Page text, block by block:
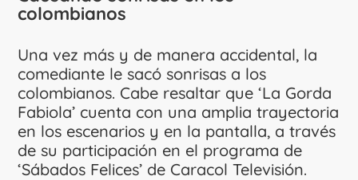
colombianos
Una vez más y de manera accidental, la
comediante le sacó sonrisas a los
colombianos. Cabe resaltar que ‘La Gorda
Fabiola’ cuenta con una amplia trayectoria
en los escenarios y en la pantalla, a través
de su participación en el programa de
‘Sábados Felices’ de Caracol Televisión.